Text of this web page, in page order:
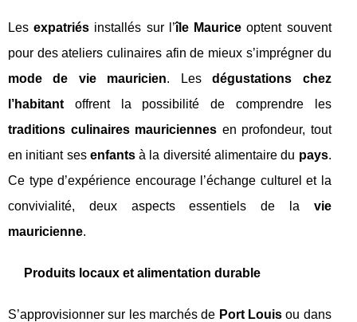
Lesexpatriés installés sur l’île Maurice optent souvent
pour des ateliers culinaires afin de mieux s’imprégner du
mode de vie mauricien. Lesdégustations chez
l’habitant offrent la possibilité de comprendre les
traditions culinaires mauriciennes en profondeur, tout
en initiant ses enfantsà la diversité alimentaire du pays.
Ce type d’expérience encourage l’échange culturel et la
convivialité, deux aspects essentiels de la vie
mauricienne.
Produits locaux et alimentation durable
S’approvisionner sur les marchés de Port Louisou dans